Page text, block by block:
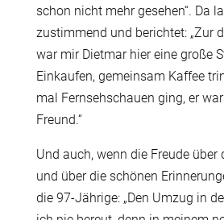
schon nicht mehr gesehen“. Da
zustimmend und berichtet: „Zur
war mir Dietmar hier eine große
Einkaufen, gemeinsam Kaffee
mal Fernsehschauen ging, er
Freund.“
Und auch, wenn die Freude über
und über die schönen
die 97-Jährige: „Den Umzug in